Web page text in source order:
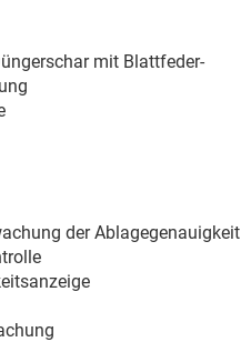
mit Blattfeder-
der Ablagegenauigkeit